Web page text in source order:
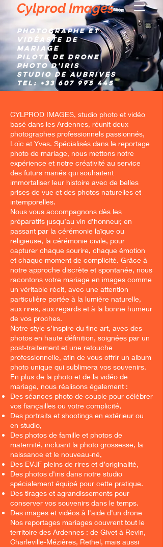
Cylprod Images
Photographe et
Vidéaste de
mariage
Pilote de Drone
Photo d'IRIS
Studio de AUBRIVES
TEL: +33 607 995 445
CYLPROD IMAGES, studio photo et vidéo
basé dans les Ardennes, réunit deux
photographes professionnels passionnés,
Loïc et Yves. Spécialisés dans le reportage
photo de mariage, nous mettons notre
expérience et notre créativité au service
des futurs mariés qui souhaitent
immortaliser leur histoire avec de belles
prises de vue et des photos naturelles et
intemporelles.
Nous vous accompagnons dès les
préparatifs jusqu’au vin d’honneur, en
passant par la cérémonie laïque ou
religieuse, la cérémonie civile, pour
capturer chaque sourire, chaque émotion
et chaque moment de complicité. Grâce à
notre approche discrète et spontanée, nous
racontons votre mariage en images comme
un véritable récit, avec une attention
particulière portée à la lumière naturelle,
aux rires, aux regards et à la bonne humeur
de vos proches.
Notre style s’inspire du fine art, avec des
photos en haute définition, soignées par un
post-traitement et une retouche
professionnelle, afin de vous offrir un album
photo unique qui sublimera vos souvenirs.
En plus de la photo et de la vidéo de
mariage, nous réalisons également :
Des séances photo de couple pour célébrer
vos fiançailles ou votre complicité,
Des portraits et shootings en extérieur ou
en studio,
Des photos de famille et photos de
maternité, incluant la photo grossesse, la
naissance et le nouveau-né,
Des EVJF pleins de rires et d’originalité,
Des photos d'iris dans notre studio
spécialement équipé pour cette pratique.
Des tirages et agrandissements pour
conserver vos souvenirs dans le temps.
Des images et vidéos à l'aide d'un drone
Nos reportages mariages couvrent tout le
territoire des Ardennes : de Givet à Revin,
Charleville-Mézières, Rethel, mais aussi